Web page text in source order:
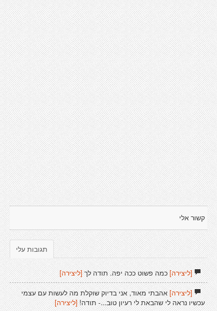
קשור אלי
תגובות עלי
[ליצירה]כמה פשוט ככה יפה. תודה לך [ליצירה]
[ליצירה]אהבתי מאוד, אני בדיוק שוקלת מה לעשות עם עצמי
עכשיו נראה לי שהבאת לי רעיון טוב...- תודה! [ליצירה]